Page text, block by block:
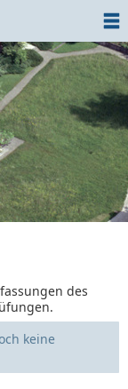
des
keine